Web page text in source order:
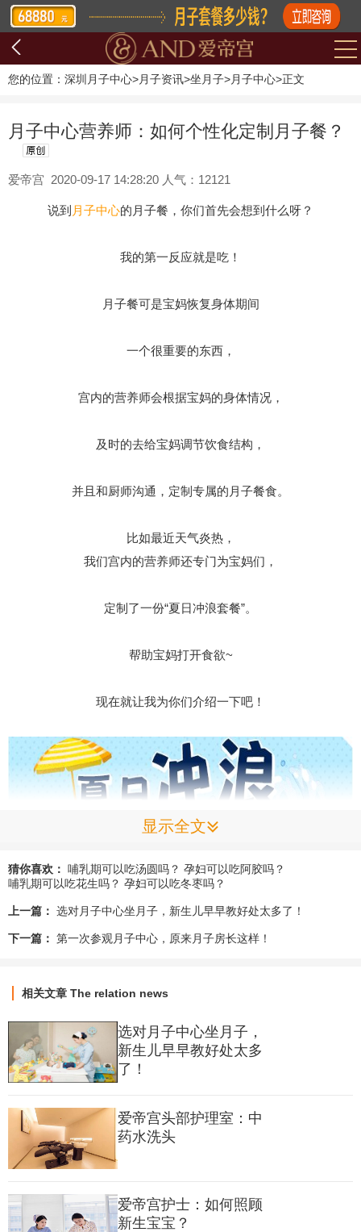
您的位置： 深圳月子中心>月子资讯>坐月子>月子中心>正文
显示全文
月子中心营养师：如何个性化定制月子餐？
爱帝宫 2020-09-17 14:28:20 人气：12121
说到 月子中心的月子餐，你们首先会想到什么呀？
我的第一反应就是吃！
月子餐可是宝妈恢复身体期间
一个很重要的东西，
宫内的营养师会根据宝妈的身体情况，
及时的去给宝妈调节饮食结构，
并且和厨师沟通，定制专属的月子餐食。
比如最近天气炎热，
我们宫内的营养师还专门为宝妈们，
定制了一份“夏日冲浪套餐”。
帮助宝妈打开食欲~
现在就让我为你们介绍一下吧！
猜你喜欢： 哺乳期可以吃汤圆吗？ 孕妇可以吃阿胶吗？
哺乳期可以吃花生吗？ 孕妇可以吃冬枣吗？
上一篇： 选对月子中心坐月子，新生儿早早教好处太多了！
下一篇： 第一次参观月子中心，原来月子房长这样！
相关文章 The relation news
选对月子中心坐月子，
新生儿早早教好处太多
了！
爱帝宫头部护理室：中
药水洗头
爱帝宫护士：如何照顾
新生宝宝？